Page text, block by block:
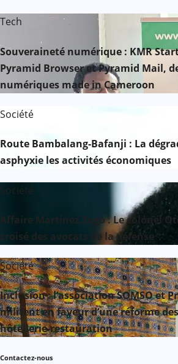
Tech
Souveraineté numérique : KMR
Pyramid Browser et Pyramid Mail,
numériques made in Cameroon
Société
Route Bambalang-Bafanji : La
asphyxie les activités économiques
Société
Affaire Martinez Zogo : Le colonel
croisé des avocats de la défense
Société
Inclusion : l’association SOMSO et
militent en faveur d’une réforme
hôtellerie-restauration
Contactez-nous